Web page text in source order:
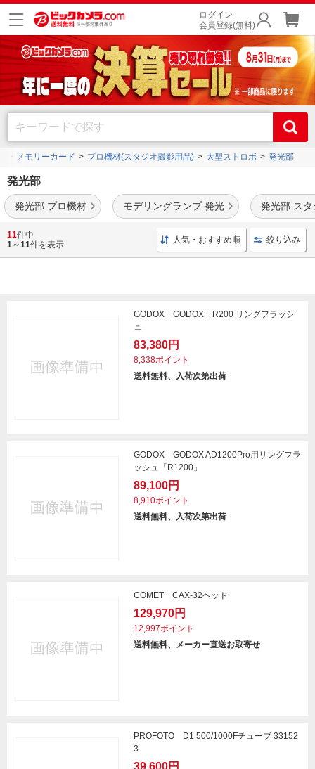
ログイン
会員登録(無料)
・メモリーカード プロ機材(スタジオ撮影用品) 大型ストロボ 発光部
発光部
発光部 プロ機材 モデリングランプ 発光 発光部 ス
おすすめのコメットやプロフォト、サンスターなどのストロボ用発光部を多数ご用
意。
11件中
1～11件を表示 人気・おすすめ順 絞り込み
GODOX GODOX R200 リングフラッシ
ュ
83,380円
8,338ポイント
送料無料、入荷次第出荷
GODOX GODOX AD1200Pro用リングフラ
ッシュ「R1200」
89,100円
8,910ポイント
送料無料、入荷次第出荷
COMET CAX-32ヘッド
129,970円
12,997ポイント
送料無料、メーカー直送お取寄せ
PROFOTO D1 500/1000Fチューブ 33152
3
39,600円